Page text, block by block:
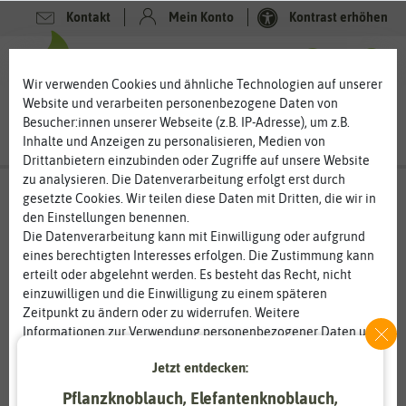
Kontakt Mein Konto Kontrast erhöhen
-80%
Wir verwenden Cookies und ähnliche Technologien auf unserer
Website und verarbeiten personenbezogene Daten von
Besucher:innen unserer Webseite (z.B. IP-Adresse), um z.B.
Inhalte und Anzeigen zu personalisieren, Medien von
Drittanbietern einzubinden oder Zugriffe auf unsere Website
zu analysieren. Die Datenverarbeitung erfolgt erst durch
gesetzte Cookies. Wir teilen diese Daten mit Dritten, die wir in
den Einstellungen benennen.
Die Datenverarbeitung kann mit Einwilligung oder aufgrund
eines berechtigten Interesses erfolgen. Die Zustimmung kann
erteilt oder abgelehnt werden. Es besteht das Recht, nicht
einzuwilligen und die Einwilligung zu einem späteren
Zeitpunkt zu ändern oder zu widerrufen. Weitere
Informationen zur Verwendung personenbezogener Daten und
Essenziell Statistik
Jetzt entdecken:
Pflanzknoblauch, Elefantenknoblauch,